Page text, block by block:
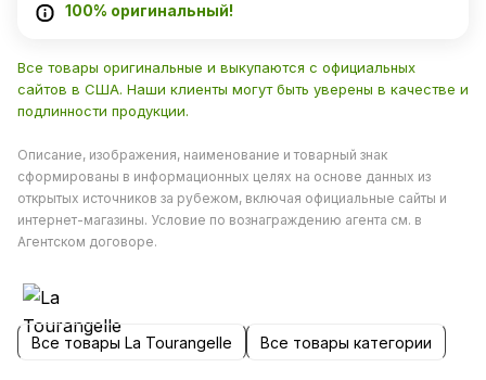
100% оригинальный!
Все товары оригинальные и выкупаются с официальных
сайтов в США. Наши клиенты могут быть уверены в качестве и
подлинности продукции.
Описание, изображения, наименование и товарный знак
сформированы в информационных целях на основе данных из
открытых источников за рубежом, включая официальные сайты и
интернет-магазины. Условие по вознаграждению агента см. в
Агентском договоре.
Все товары La Tourangelle Все товары категории